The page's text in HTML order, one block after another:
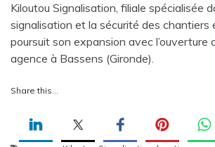
Kiloutou Signalisation, filiale spécialisée
signalisation et la sécurité des chantiers
poursuit son expansion avec l’ouverture
agence à Bassens (Gironde).
Share this...